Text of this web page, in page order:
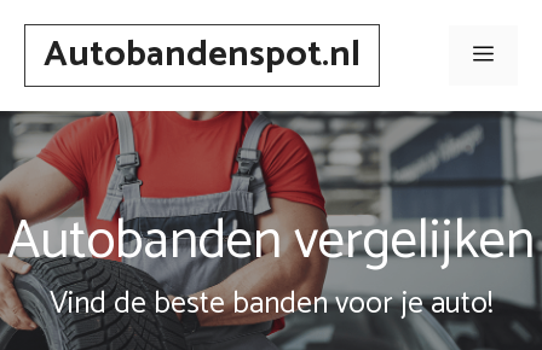
Spring
inhoudAutobandenspot.nl Menu
Autobanden vergelijken
Vind de beste banden voor je auto!